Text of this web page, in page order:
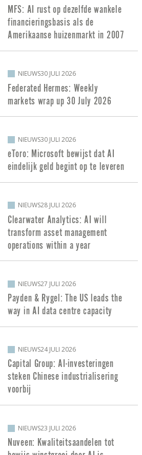
MFS: AI rust op dezelfde wankele
financieringsbasis als de
Amerikaanse huizenmarkt in 2007
NIEUWS30 JULI 2026
Federated Hermes: Weekly
markets wrap up 30 July 2026
NIEUWS30 JULI 2026
eToro: Microsoft bewijst dat AI
eindelijk geld begint op te leveren
NIEUWS28 JULI 2026
Clearwater Analytics: AI will
transform asset management
operations within a year
NIEUWS27 JULI 2026
Payden & Rygel: The US leads the
way in AI data centre capacity
NIEUWS24 JULI 2026
Capital Group: AI-investeringen
steken Chinese industrialisering
voorbij
NIEUWS23 JULI 2026
Nuveen: Kwaliteitsaandelen tot